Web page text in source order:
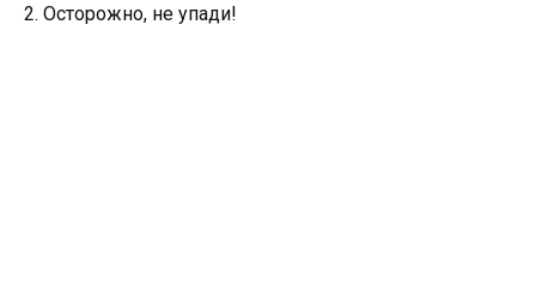
2. Осторожно, не упади!